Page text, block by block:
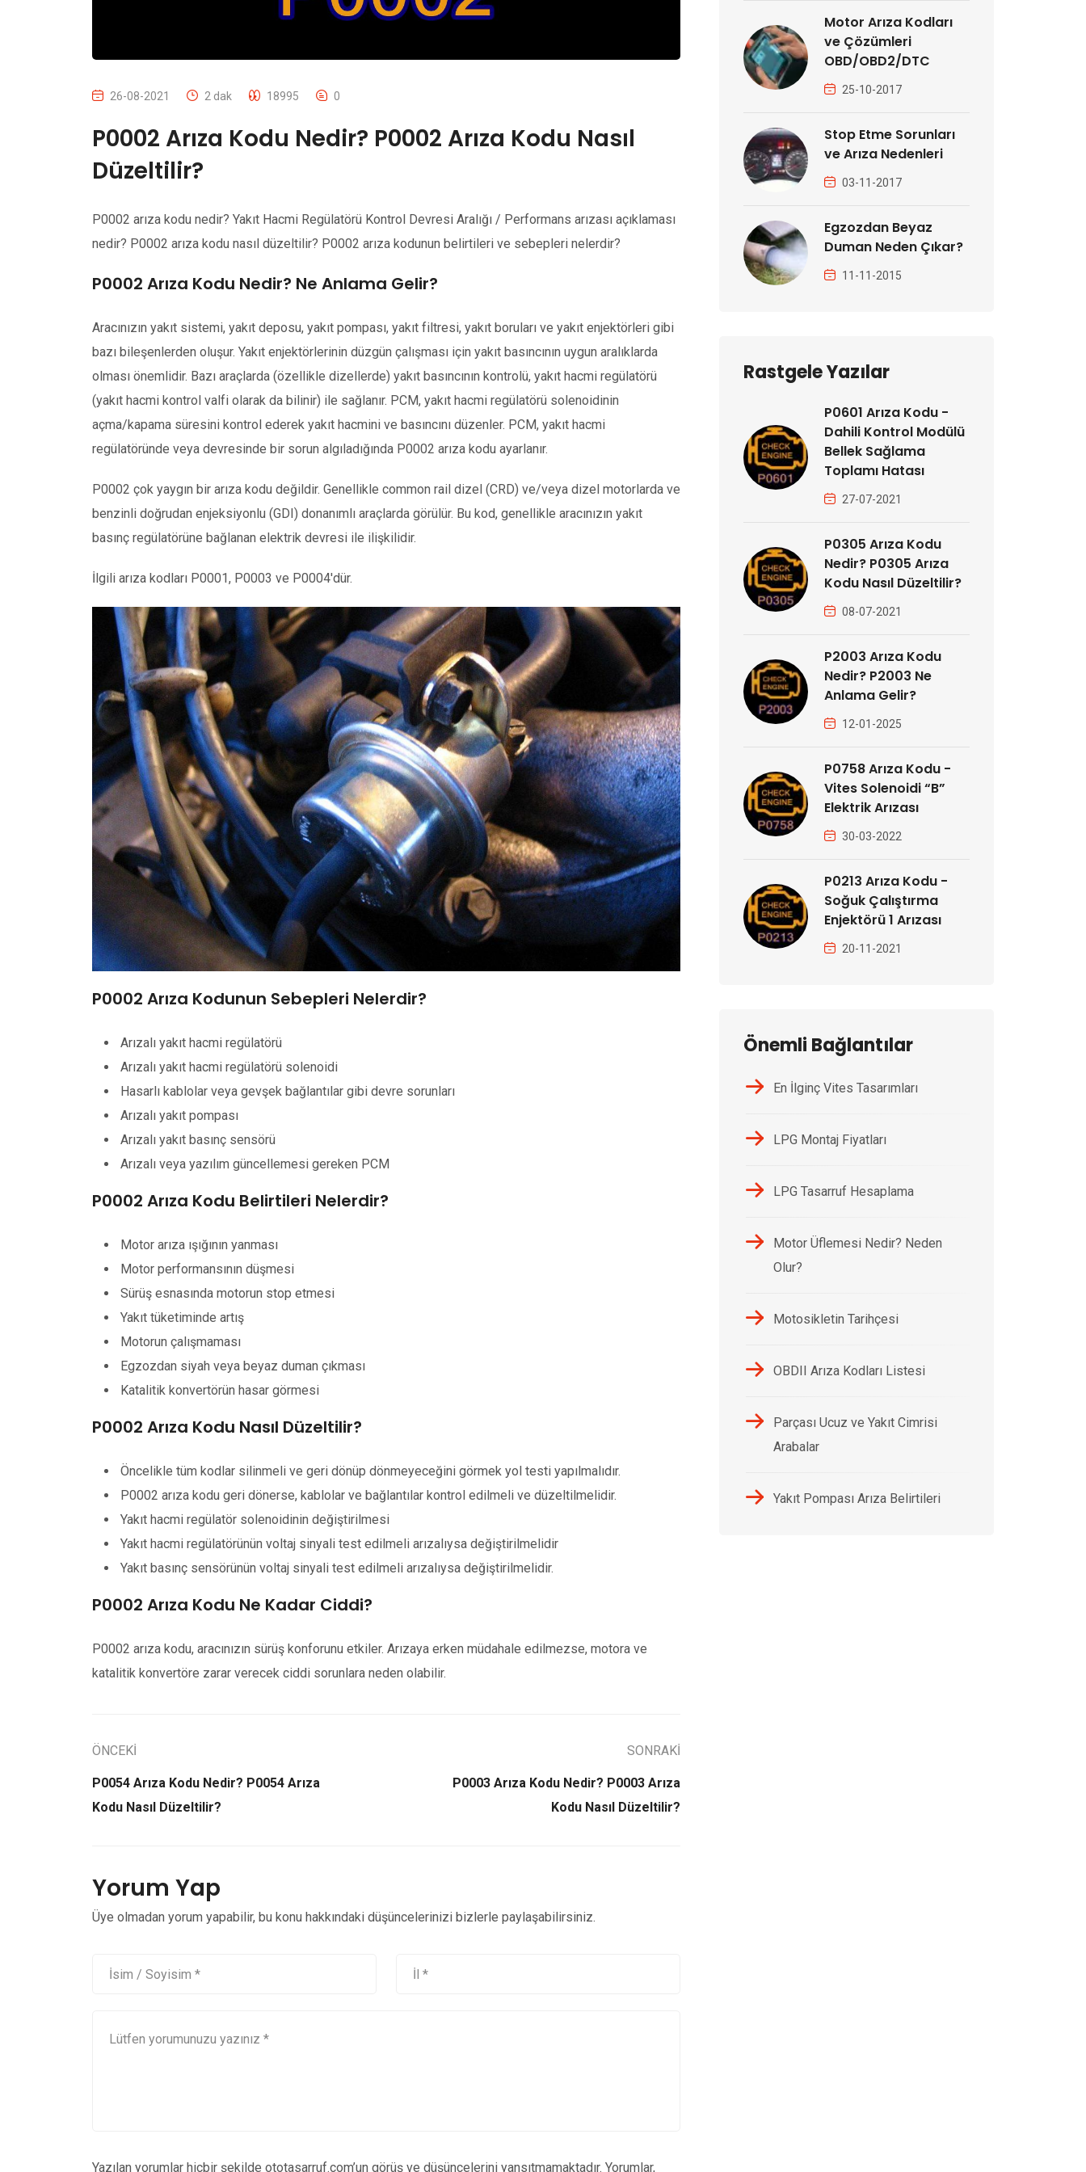
26-08-2021 2 dak 18995 0
P0002 Arıza Kodu Nedir? P0002 Arıza Kodu Nasıl
Düzeltilir?
P0002 arıza kodu nedir? Yakıt Hacmi Regülatörü Kontrol Devresi Aralığı / Performans arızası açıklaması
nedir? P0002 arıza kodu nasıl düzeltilir? P0002 arıza kodunun belirtileri ve sebepleri nelerdir?
P0002 Arıza Kodu Nedir? Ne Anlama Gelir?
Aracınızın yakıt sistemi, yakıt deposu, yakıt pompası, yakıt filtresi, yakıt boruları ve yakıt enjektörleri gibi
bazı bileşenlerden oluşur. Yakıt enjektörlerinin düzgün çalışması için yakıt basıncının uygun aralıklarda
olması önemlidir. Bazı araçlarda (özellikle dizellerde) yakıt basıncının kontrolü, yakıt hacmi regülatörü
(yakıt hacmi kontrol valfi olarak da bilinir) ile sağlanır. PCM, yakıt hacmi regülatörü solenoidinin
açma/kapama süresini kontrol ederek yakıt hacmini ve basıncını düzenler. PCM, yakıt hacmi
regülatöründe veya devresinde bir sorun algıladığında P0002 arıza kodu ayarlanır.
P0002 çok yaygın bir arıza kodu değildir. Genellikle common rail dizel (CRD) ve/veya dizel motorlarda ve
benzinli doğrudan enjeksiyonlu (GDI) donanımlı araçlarda görülür. Bu kod, genellikle aracınızın yakıt
basınç regülatörüne bağlanan elektrik devresi ile ilişkilidir.
İlgili arıza kodları P0001, P0003 ve P0004'dür.
P0002 Arıza Kodunun Sebepleri Nelerdir?
Arızalı yakıt hacmi regülatörü
Arızalı yakıt hacmi regülatörü solenoidi
Hasarlı kablolar veya gevşek bağlantılar gibi devre sorunları
Arızalı yakıt pompası
Arızalı yakıt basınç sensörü
Arızalı veya yazılım güncellemesi gereken PCM
P0002 Arıza Kodu Belirtileri Nelerdir?
Motor arıza ışığının yanması
Motor performansının düşmesi
Sürüş esnasında motorun stop etmesi
Yakıt tüketiminde artış
Motorun çalışmaması
Egzozdan siyah veya beyaz duman çıkması
Katalitik konvertörün hasar görmesi
P0002 Arıza Kodu Nasıl Düzeltilir?
Öncelikle tüm kodlar silinmeli ve geri dönüp dönmeyeceğini görmek yol testi yapılmalıdır.
P0002 arıza kodu geri dönerse, kablolar ve bağlantılar kontrol edilmeli ve düzeltilmelidir.
Yakıt hacmi regülatör solenoidinin değiştirilmesi
Yakıt hacmi regülatörünün voltaj sinyali test edilmeli arızalıysa değiştirilmelidir
Yakıt basınç sensörünün voltaj sinyali test edilmeli arızalıysa değiştirilmelidir.
P0002 Arıza Kodu Ne Kadar Ciddi?
P0002 arıza kodu, aracınızın sürüş konforunu etkiler. Arızaya erken müdahale edilmezse, motora ve
katalitik konvertöre zarar verecek ciddi sorunlara neden olabilir.
ÖNCEKİ
P0054 Arıza Kodu Nedir? P0054 Arıza
Kodu Nasıl Düzeltilir?
SONRAKİ
P0003 Arıza Kodu Nedir? P0003 Arıza
Kodu Nasıl Düzeltilir?
Yorum Yap
Üye olmadan yorum yapabilir, bu konu hakkındaki düşüncelerinizi bizlerle paylaşabilirsiniz.
Yazılan yorumlar hiçbir şekilde ototasarruf.com’un görüş ve düşüncelerini yansıtmamaktadır. Yorumlar,
Motor Arıza Kodları
ve Çözümleri
OBD/OBD2/DTC
25-10-2017
Stop Etme Sorunları
ve Arıza Nedenleri
03-11-2017
Egzozdan Beyaz
Duman Neden Çıkar?
11-11-2015
Rastgele Yazılar
P0601 Arıza Kodu -
Dahili Kontrol Modülü
Bellek Sağlama
Toplamı Hatası
27-07-2021
P0305 Arıza Kodu
Nedir? P0305 Arıza
Kodu Nasıl Düzeltilir?
08-07-2021
P2003 Arıza Kodu
Nedir? P2003 Ne
Anlama Gelir?
12-01-2025
P0758 Arıza Kodu -
Vites Solenoidi “B”
Elektrik Arızası
30-03-2022
P0213 Arıza Kodu -
Soğuk Çalıştırma
Enjektörü 1 Arızası
20-11-2021
Önemli Bağlantılar
En İlginç Vites Tasarımları
LPG Montaj Fiyatları
LPG Tasarruf Hesaplama
Motor Üflemesi Nedir? Neden
Olur?
Motosikletin Tarihçesi
OBDII Arıza Kodları Listesi
Parçası Ucuz ve Yakıt Cimrisi
Arabalar
Yakıt Pompası Arıza Belirtileri